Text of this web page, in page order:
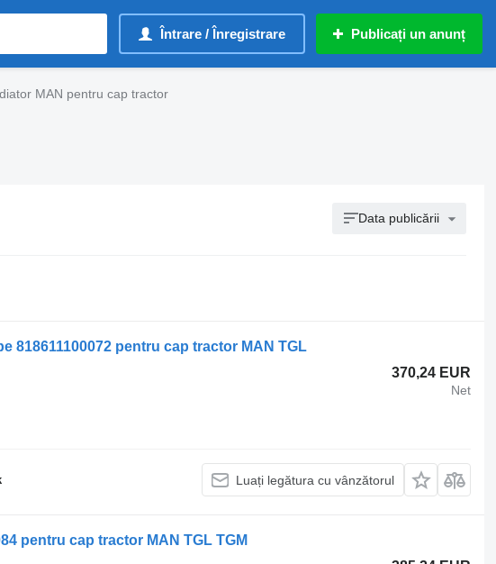
Întrare / Înregistrare Publicați un anunț
MAN pentru cap tractor
Data publicării
818611100072 pentru cap tractor MAN TGL
370,24 EUR
Net
Luați legătura cu vânzătorul
pentru cap tractor MAN TGL TGM